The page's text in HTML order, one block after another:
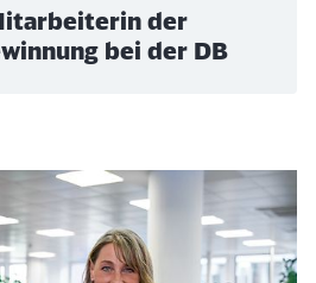
der
bei der DB